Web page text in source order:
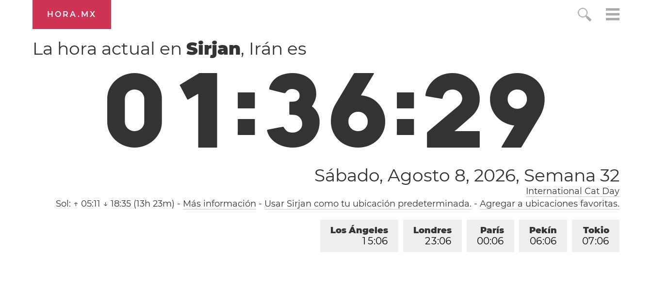
HORA.MX
La hora actual enSirjan, Irán es
01:36:30
Sábado, Agosto 8, 2026, Semana 32
International Cat Day
Sol: ↑ 05:11 ↓ 18:35 (13h 23m) - Más información - Usar Sirjan como tu ubicación predeterminada. - Agregar a ubicaciones favoritas.
Tokio
07:06
Pekín
06:06
París
00:06
Londres
23:06
Los Ángeles
1 5:06